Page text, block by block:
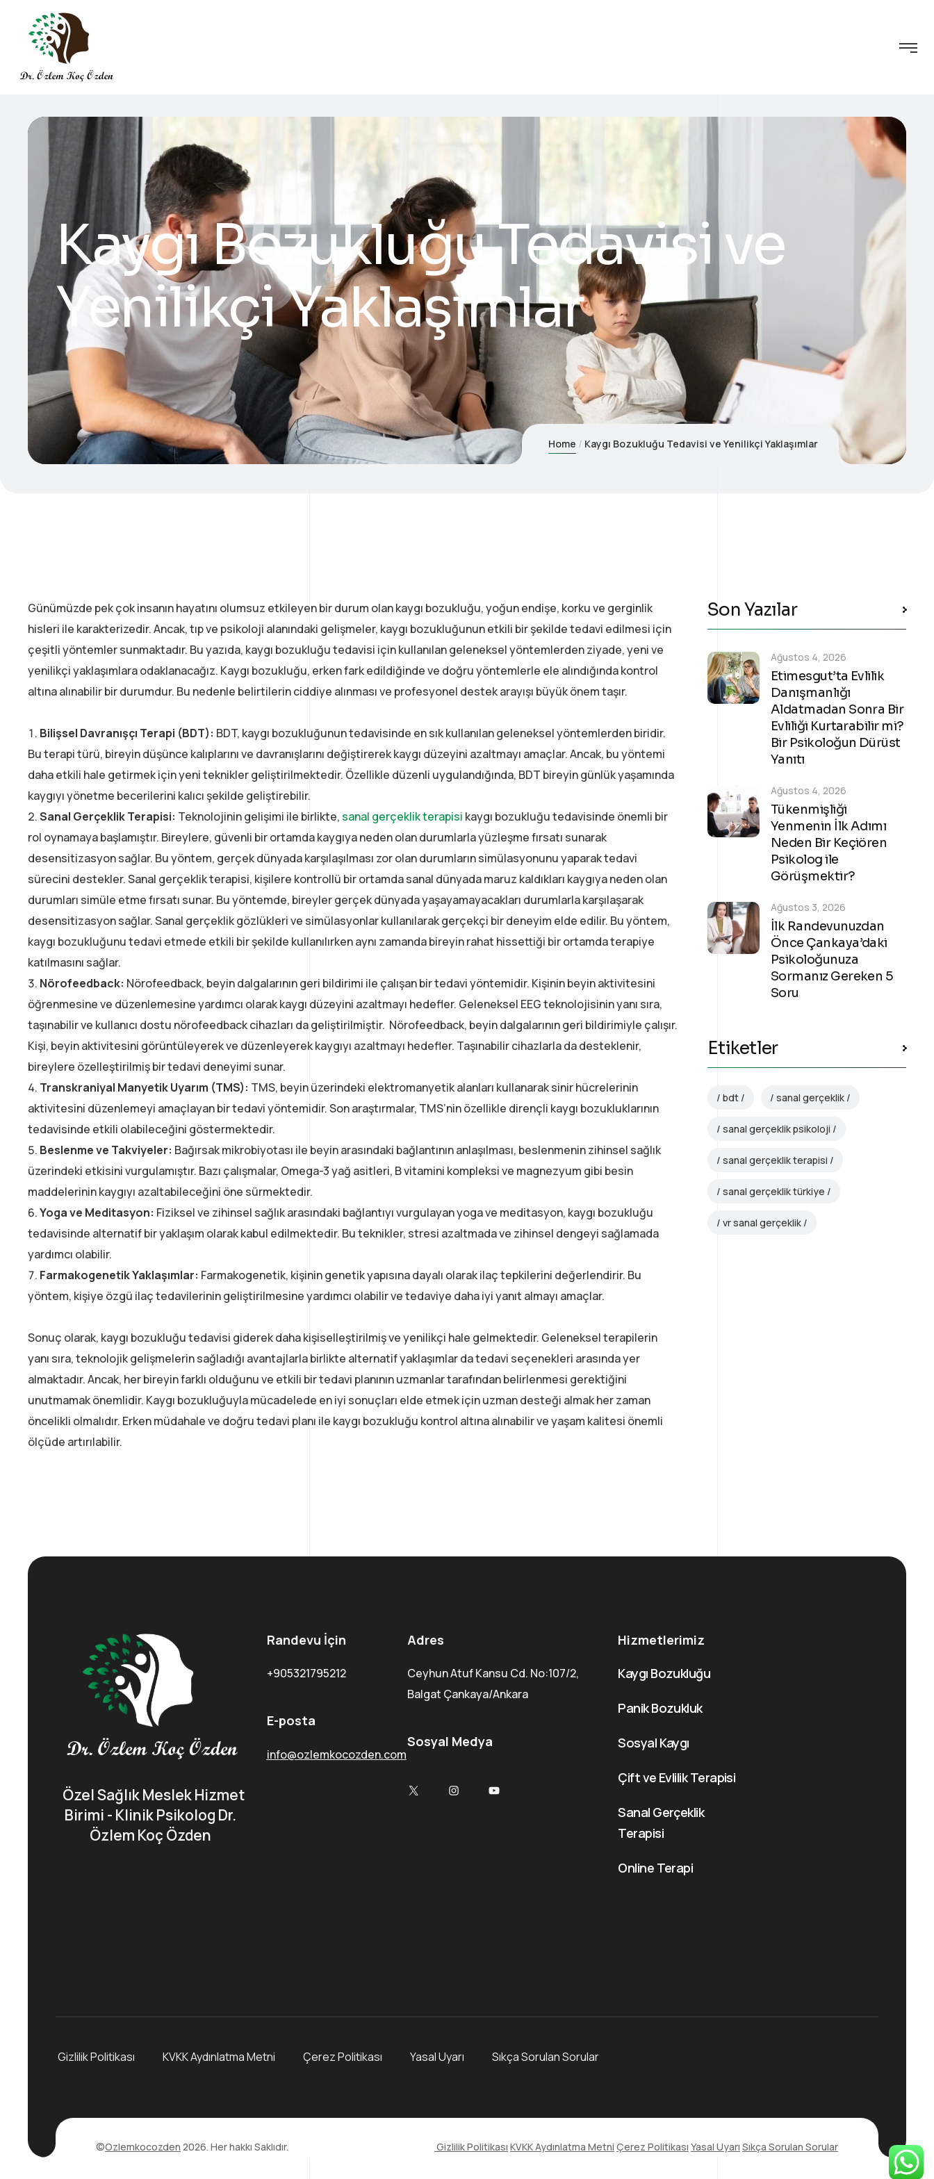
Kaygı Bozukluğu Tedavisi ve
Yenilikçi Yaklaşımlar
Home Kaygı Bozukluğu Tedavisi ve Yenilikçi Yaklaşımlar
Günümüzde pek çok insanın hayatını olumsuz etkileyen bir durum olan kaygı bozukluğu, yoğun endişe, korku ve gerginlik
hisleri ile karakterizedir. Ancak, tıp ve psikoloji alanındaki gelişmeler, kaygı bozukluğunun etkili bir şekilde tedavi edilmesi için
çeşitli yöntemler sunmaktadır. Bu yazıda, kaygı bozukluğu tedavisi için kullanılan geleneksel yöntemlerden ziyade, yeni ve
yenilikçi yaklaşımlara odaklanacağız. Kaygı bozukluğu, erken fark edildiğinde ve doğru yöntemlerle ele alındığında kontrol
altına alınabilir bir durumdur. Bu nedenle belirtilerin ciddiye alınması ve profesyonel destek arayışı büyük önem taşır.
Bilişsel Davranışçı Terapi (BDT): BDT, kaygı bozukluğunun tedavisinde en sık kullanılan geleneksel yöntemlerden biridir.
Bu terapi türü, bireyin düşünce kalıplarını ve davranışlarını değiştirerek kaygı düzeyini azaltmayı amaçlar. Ancak, bu yöntemi
daha etkili hale getirmek için yeni teknikler geliştirilmektedir. Özellikle düzenli uygulandığında, BDT bireyin günlük yaşamında
kaygıyı yönetme becerilerini kalıcı şekilde geliştirebilir.
Sanal Gerçeklik Terapisi: Teknolojinin gelişimi ile birlikte,sanal gerçeklik terapisi kaygı bozukluğu tedavisinde önemli bir
rol oynamaya başlamıştır. Bireylere, güvenli bir ortamda kaygıya neden olan durumlarla yüzleşme fırsatı sunarak
desensitizasyon sağlar. Bu yöntem, gerçek dünyada karşılaşılması zor olan durumların simülasyonunu yaparak tedavi
sürecini destekler. Sanal gerçeklik terapisi, kişilere kontrollü bir ortamda sanal dünyada maruz kaldıkları kaygıya neden olan
durumları simüle etme fırsatı sunar. Bu yöntemde, bireyler gerçek dünyada yaşayamayacakları durumlarla karşılaşarak
desensitizasyon sağlar. Sanal gerçeklik gözlükleri ve simülasyonlar kullanılarak gerçekçi bir deneyim elde edilir. Bu yöntem,
kaygı bozukluğunu tedavi etmede etkili bir şekilde kullanılırken aynı zamanda bireyin rahat hissettiği bir ortamda terapiye
katılmasını sağlar.
Nörofeedback: Nörofeedback, beyin dalgalarının geri bildirimi ile çalışan bir tedavi yöntemidir. Kişinin beyin aktivitesini
öğrenmesine ve düzenlemesine yardımcı olarak kaygı düzeyini azaltmayı hedefler. Geleneksel EEG teknolojisinin yanı sıra,
taşınabilir ve kullanıcı dostu nörofeedback cihazları da geliştirilmiştir. Nörofeedback, beyin dalgalarının geri bildirimiyle çalışır.
Kişi, beyin aktivitesini görüntüleyerek ve düzenleyerek kaygıyı azaltmayı hedefler. Taşınabilir cihazlarla da desteklenir,
bireylere özelleştirilmiş bir tedavi deneyimi sunar.
Transkraniyal Manyetik Uyarım (TMS): TMS, beyin üzerindeki elektromanyetik alanları kullanarak sinir hücrelerinin
aktivitesini düzenlemeyi amaçlayan bir tedavi yöntemidir. Son araştırmalar, TMS’nin özellikle dirençli kaygı bozukluklarının
tedavisinde etkili olabileceğini göstermektedir.
Beslenme ve Takviyeler: Bağırsak mikrobiyotası ile beyin arasındaki bağlantının anlaşılması, beslenmenin zihinsel sağlık
üzerindeki etkisini vurgulamıştır. Bazı çalışmalar, Omega-3 yağ asitleri, B vitamini kompleksi ve magnezyum gibi besin
maddelerinin kaygıyı azaltabileceğini öne sürmektedir.
Yoga ve Meditasyon: Fiziksel ve zihinsel sağlık arasındaki bağlantıyı vurgulayan yoga ve meditasyon, kaygı bozukluğu
tedavisinde alternatif bir yaklaşım olarak kabul edilmektedir. Bu teknikler, stresi azaltmada ve zihinsel dengeyi sağlamada
yardımcı olabilir.
Farmakogenetik Yaklaşımlar: Farmakogenetik, kişinin genetik yapısına dayalı olarak ilaç tepkilerini değerlendirir. Bu
yöntem, kişiye özgü ilaç tedavilerinin geliştirilmesine yardımcı olabilir ve tedaviye daha iyi yanıt almayı amaçlar.
Sonuç olarak, kaygı bozukluğu tedavisi giderek daha kişiselleştirilmiş ve yenilikçi hale gelmektedir. Geleneksel terapilerin
yanı sıra, teknolojik gelişmelerin sağladığı avantajlarla birlikte alternatif yaklaşımlar da tedavi seçenekleri arasında yer
almaktadır. Ancak, her bireyin farklı olduğunu ve etkili bir tedavi planının uzmanlar tarafından belirlenmesi gerektiğini
unutmamak önemlidir. Kaygı bozukluğuyla mücadelede en iyi sonuçları elde etmek için uzman desteği almak her zaman
öncelikli olmalıdır. Erken müdahale ve doğru tedavi planı ile kaygı bozukluğu kontrol altına alınabilir ve yaşam kalitesi önemli
ölçüde artırılabilir.
Son Yazılar
Etimesgut’ta Evlilik
Danışmanlığı
Aldatmadan Sonra Bir
Evliliği Kurtarabilir mi?
Bir Psikoloğun Dürüst
Yanıtı
Ağustos 4, 2026
Tükenmişliği
Yenmenin İlk Adımı
Neden Bir Keçiören
Psikolog ile
Görüşmektir?
Ağustos 4, 2026
İlk Randevunuzdan
Önce Çankaya’daki
Psikoloğunuza
Sormanız Gereken 5
Soru
Ağustos 3, 2026
Etiketler
bdt sanal gerçeklik
sanal gerçeklik psikoloji
sanal gerçeklik terapisi
sanal gerçeklik türkiye
vr sanal gerçeklik
Özel Sağlık Meslek Hizmet
Birimi - Klinik Psikolog Dr.
Özlem Koç Özden
Randevu İçin
+905321795212
E-posta
info@ozlemkocozden.com
Adres
Ceyhun Atuf Kansu Cd. No:107/2,
Balgat Çankaya/Ankara
Sosyal Medya
Hizmetlerimiz
Kaygı Bozukluğu
Panik Bozukluk
Sosyal Kaygı
Çift ve Evlilik Terapisi
Sanal Gerçeklik
Terapisi
Online Terapi
Gizlilik Politikası KVKK Aydınlatma Metni Çerez Politikası Yasal Uyarı Sıkça Sorulan Sorular
©Ozlemkocozden 2026. Her hakkı Saklıdır. Gizlilik Politikası KVKK Aydınlatma Metni Çerez Politikası Yasal Uyarı Sıkça Sorulan Sorular